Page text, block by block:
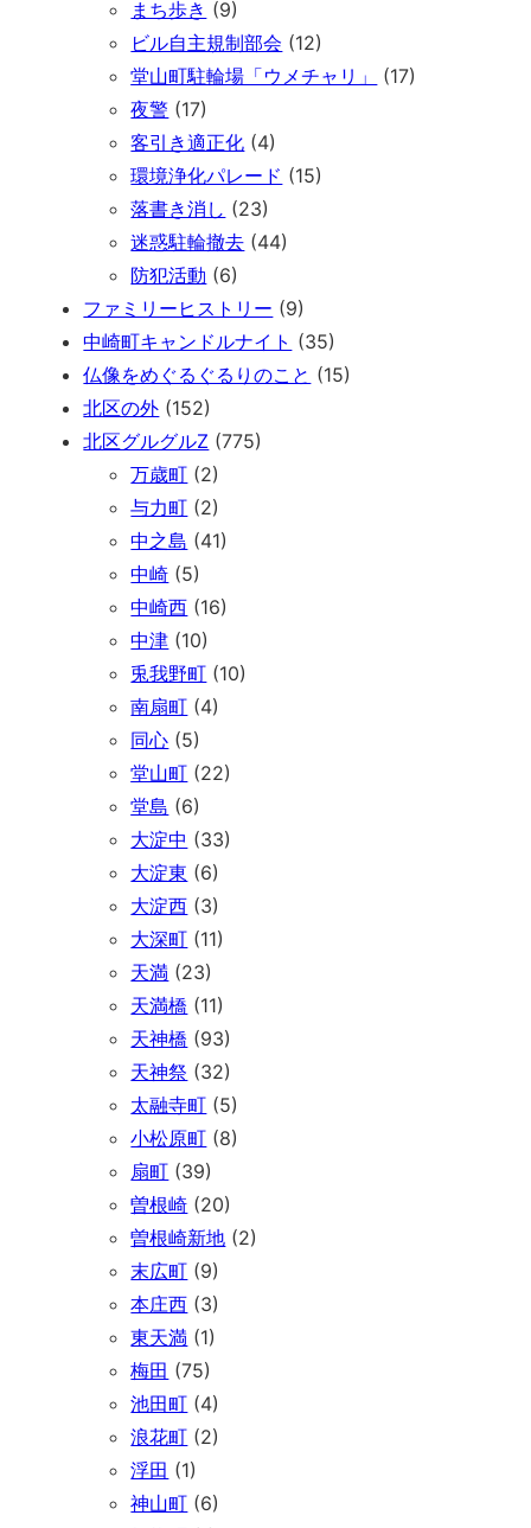
まち歩き (9)
ビル自主規制部会 (12)
堂山町駐輪場「ウメチャリ」
(17)
夜警 (17)
客引き適正化 (4)
環境浄化パレード (15)
落書き消し (23)
迷惑駐輪撤去 (44)
防犯活動 (6)
ファミリーヒストリー (9)
中崎町キャンドルナイト (35)
仏像をめぐるぐるりのこと (15)
北区の外 (152)
北区グルグルZ (775)
万歳町 (2)
与力町 (2)
中之島 (41)
中崎 (5)
中崎西 (16)
中津 (10)
兎我野町 (10)
南扇町 (4)
同心 (5)
堂山町 (22)
堂島 (6)
大淀中 (33)
大淀東 (6)
大淀西 (3)
大深町 (11)
天満 (23)
天満橋 (11)
天神橋 (93)
天神祭 (32)
太融寺町 (5)
小松原町 (8)
扇町 (39)
曽根崎 (20)
曽根崎新地 (2)
末広町 (9)
本庄西 (3)
東天満 (1)
梅田 (75)
池田町 (4)
浪花町 (2)
浮田 (1)
神山町 (6)